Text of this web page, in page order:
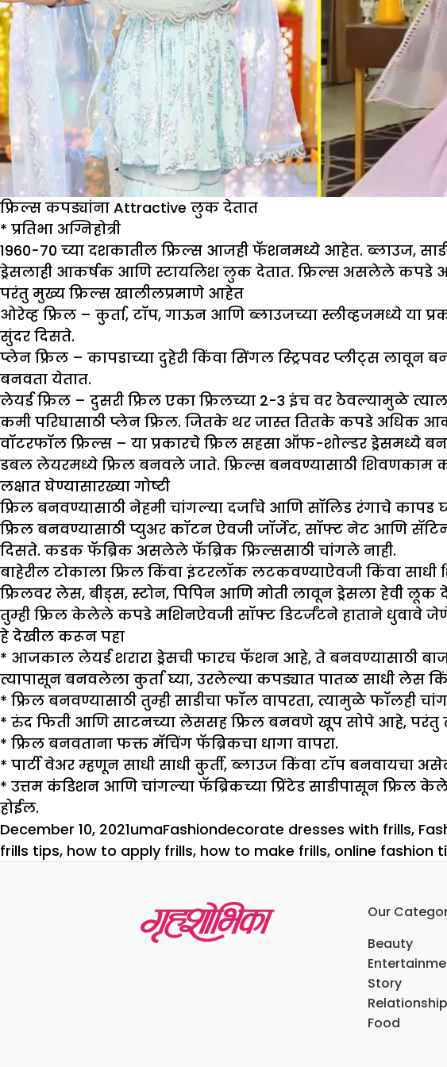
फ्रिल्स कपड्यांना Attractive लुक देतात
* प्रतिभा अग्निहोत्री
1960-70 च्या दशकातील फ्रिल्स आजही फॅशनमध्ये आहेत. ब्लाउज,
ड्रेसलाही आकर्षक आणि स्टायलिश लुक देतात. फ्रिल्स असलेले कपडे
परंतु मुख्य फ्रिल्स खालीलप्रमाणे आहेत
ओरेव्ह फ्रिल – कुर्ता, टॉप, गाऊन आणि ब्लाउजच्या स्लीव्हजमध्ये या
सुंदर दिसते.
प्लेन फ्रिल – कापडाच्या दुहेरी किंवा सिंगल स्ट्रिपवर प्लीट्स लावून
बनवता येतात.
लेयर्ड फ्रिल – दुसरी फ्रिल एका फ्रिलच्या 2-3 इंच वर ठेवल्यामुळे
कमी परिघासाठी प्लेन फ्रिल. जितके थर जास्त तितके कपडे अधिक
वॉटरफॉल फ्रिल्स – या प्रकारचे फ्रिल सहसा ऑफ-शोल्डर ड्रेसमध्ये
डबल लेयरमध्ये फ्रिल बनवले जाते. फ्रिल्स बनवण्यासाठी शिवणकाम
लक्षात घेण्यासारख्या गोष्टी
फ्रिल बनवण्यासाठी नेहमी चांगल्या दर्जाचे आणि सॉलिड रंगाचे कापड
फ्रिल बनवण्यासाठी प्युअर कॉटन ऐवजी जॉर्जेट, सॉफ्ट नेट आणि
दिसते. कडक फॅब्रिक असलेले फॅब्रिक फ्रिल्ससाठी चांगले नाही.
बाहेरील टोकाला फ्रिल किंवा इंटरलॉक लटकवण्याऐवजी किंवा
फ्रिलवर लेस, बीड्स, स्टोन, पिपिन आणि मोती लावून ड्रेसला हेवी
तुम्ही फ्रिल केलेले कपडे मशिनऐवजी सॉफ्ट डिटर्जंटने हाताने धुवावे
हे देखील करून पहा
* आजकाल लेयर्ड शरारा ड्रेसची फारच फॅशन आहे, ते बनवण्यासाठी
त्यापासून बनवलेला कुर्ता घ्या, उरलेल्या कपड्यात पातळ साधी लेस
* फ्रिल बनवण्यासाठी तुम्ही साडीचा फॉल वापरता, त्यामुळे फॉलही
* रुंद फिती आणि साटनच्या लेससह फ्रिल बनवणे खूप सोपे आहे, परंतु
* फ्रिल बनवताना फक्त मॅचिंग फॅब्रिकचा धागा वापरा.
* पार्टी वेअर म्हणून साधी साधी कुर्ती, ब्लाउज किंवा टॉप बनवायचा
* उत्तम कंडिशन आणि चांगल्या फॅब्रिकच्या प्रिंटेड साडीपासून फ्रिल
होईल.
Posted
on
December 10, 2021Author
umaCategories
FashionTags
decorate dresses with frills,
frills tips, how to apply frills, how to make frills, online fashion
Our
Beauty
Story
Relationship
Food